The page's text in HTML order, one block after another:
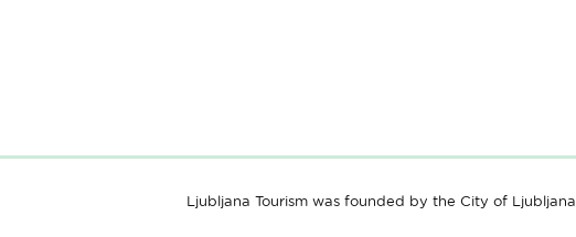
Ljubljana Tourism was founded by the City of Ljubljana